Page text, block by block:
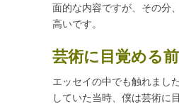
面的な内容ですが、その分
高いです。
芸術に目覚める前
エッセイの中でも触れまし
していた当時、僕は芸術に